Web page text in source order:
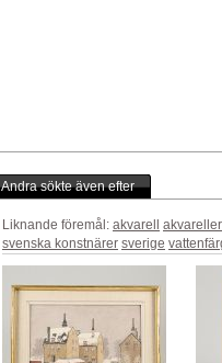
Andra sökte även efter
Liknande föremål: akvarell
akvareller
svenska konstnärer sverige